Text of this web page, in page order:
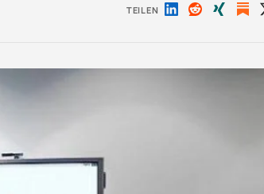
TEILEN Auf Auf Auf